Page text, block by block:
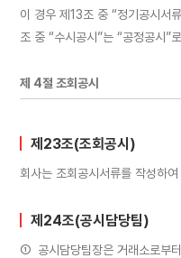
이 경우 제13조 중 “정기공시서
조 중 “수시공시”는 “공정공시”
제 4절 조회공시
제23조(조회공시)
회사는 조회공시서류를 작성하
제24조(공시담당팀)
① 공시담당팀장은 거래소로부